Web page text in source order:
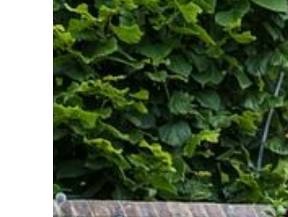
Holandia –
mogłeś nie wiedzieć!
Holandia to mały kraj,
atrakcje. Istnieje
rzeczy do zrobienia w
reszta kraju ma […]